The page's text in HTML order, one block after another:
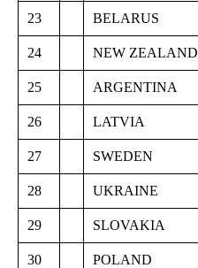
23 BELARUS
24 NEW ZEALAND
25 ARGENTINA
26 LATVIA
27 SWEDEN
28 UKRAINE
29 SLOVAKIA
30 POLAND